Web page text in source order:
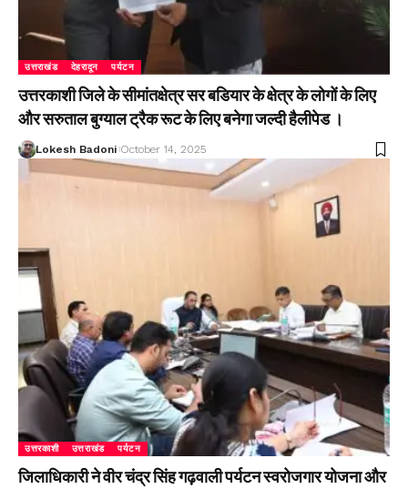
उत्तराखंड देहरादून पर्यटन
उत्तरकाशी जिले के सीमांतक्षेत्र सर बडियार के क्षेत्र के लोगों के लिए
और सरुताल बुग्याल ट्रैक रूट के लिए बनेगा जल्दी हैलीपेड ।
Lokesh Badoni October 14, 2025
उत्तरकाशी उत्तराखंड पर्यटन
जिलाधिकारी ने वीर चंद्र सिंह गढ़वाली पर्यटन स्वरोजगार योजना और